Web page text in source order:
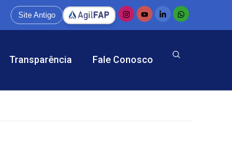
Site Antigo
Transparência Fale Conosco